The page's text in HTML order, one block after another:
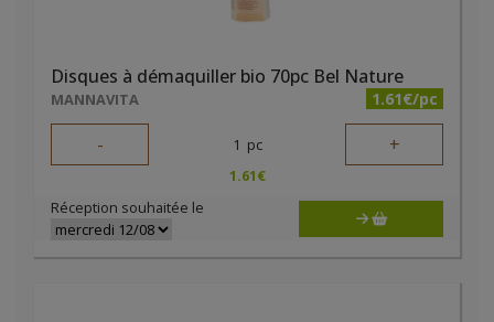
Disques à démaquiller bio 70pc Bel Nature
MANNAVITA 1.61€/pc
- 1 pc +
1.61€
Réception souhaitée le